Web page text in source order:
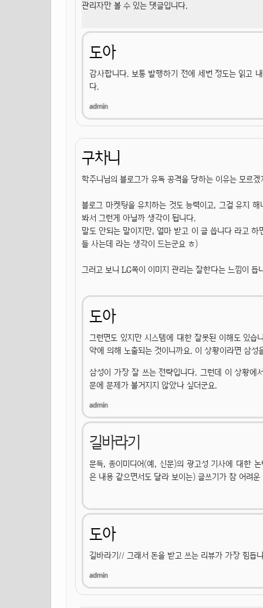
관리자만 볼 수 있는 댓글입니다.
도아
감사합니다. 보통 발행하기 전에 세번 정도는 읽고
다.
구차니
학주니님의 블로그가 유독 공격을 당하는 이유는 모르
블로그 마켓팅을 유치하는 것도 능력이고, 그걸 유지
봐서 그런게 아닐까 생각이 됩니다.
말도 안되는 말이지만, 얼마 받고 이 글 씁니다 라고
들 사는데 라는 생각이 드는군요 ㅎ)
그러고 보니 LG쪽이 이미지 관리는 잘한다는 느낌이 듭
도아
그런면도 있지만 시스템에 대한 잘못된 이해도 있
약에 의해 노출되는 것이니까요. 이 상황이라면 삼성
삼성이 가장 잘 쓰는 전략입니다. 그런데 이 상황에
문에 문제가 불거지지 않았나 싶더군요.
길바라기
문득, 종이미디어(예, 신문)의 광고성 기사에 대한
은 내용 같으면서도 달라 보이는) 글쓰기가 참 어려운
도아
길바라기// 그래서 돈을 받고 쓰는 리뷰가 가장 힘듭